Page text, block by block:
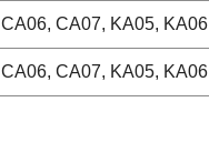
CA06, CA07, KA05, KA06
CA06, CA07, KA05, KA06